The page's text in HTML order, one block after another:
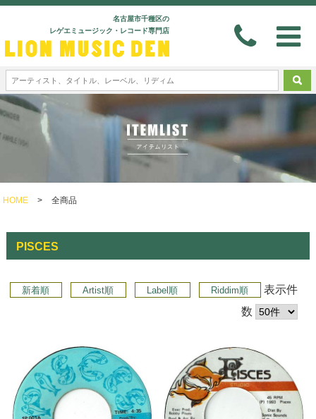
名古屋市千種区の
レゲエミュージック・レコード専門店
HOME > 全商品
PISCES
新着順 Artist順 Label順 Riddim順
表示件
数